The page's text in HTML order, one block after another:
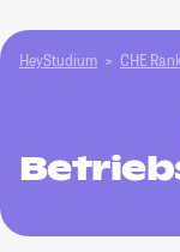
HeyStudium CHE